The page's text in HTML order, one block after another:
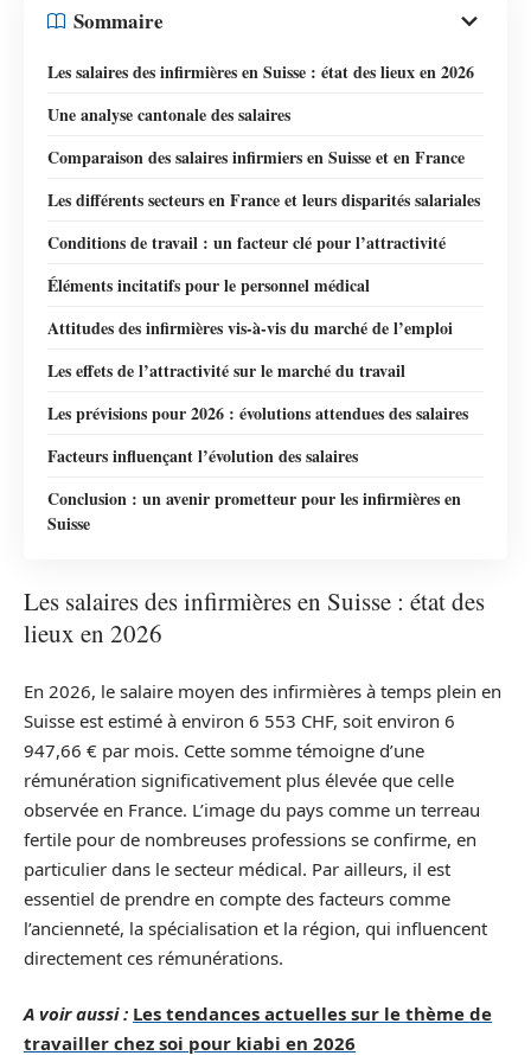
Sommaire
Les salaires des infirmières en Suisse : état des lieux en 2026
Une analyse cantonale des salaires
Comparaison des salaires infirmiers en Suisse et en France
Les différents secteurs en France et leurs disparités salariales
Conditions de travail : un facteur clé pour l’attractivité
Éléments incitatifs pour le personnel médical
Attitudes des infirmières vis-à-vis du marché de l’emploi
Les effets de l’attractivité sur le marché du travail
Les prévisions pour 2026 : évolutions attendues des salaires
Facteurs influençant l’évolution des salaires
Conclusion : un avenir prometteur pour les infirmières en
Suisse
Les salaires des infirmières en Suisse : état des
lieux en 2026
En 2026, le salaire moyen des infirmières à temps plein en
Suisse est estimé à environ 6 553 CHF, soit environ 6
947,66 € par mois. Cette somme témoigne d’une
rémunération significativement plus élevée que celle
observée en France. L’image du pays comme un terreau
fertile pour de nombreuses professions se confirme, en
particulier dans le secteur médical. Par ailleurs, il est
essentiel de prendre en compte des facteurs comme
l’ancienneté, la spécialisation et la région, qui influencent
directement ces rémunérations.
A voir aussi : Les tendances actuelles sur le thème de
travailler chez soi pour kiabi en 2026